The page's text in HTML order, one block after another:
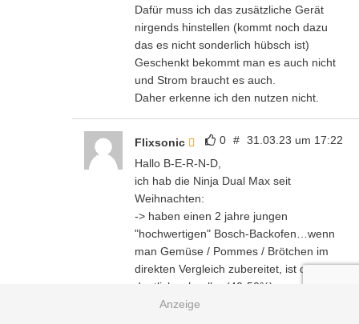
Dafür muss ich das zusätzliche Gerät
nirgends hinstellen (kommt noch dazu
das es nicht sonderlich hübsch ist)
Geschenkt bekommt man es auch nicht
und Strom braucht es auch.
Daher erkenne ich den nutzen nicht.
0 # 31.03.23 um 17:22
Flixsonic
Hallo B-E-R-N-D,
ich hab die Ninja Dual Max seit
Weihnachten:
-> haben einen 2 jahre jungen
"hochwertigen" Bosch-Backofen…wenn
man Gemüse / Pommes / Brötchen im
direkten Vergleich zubereitet, ist die Ninja
deutlich schneller (40-50%)
War aber überhaupt nicht mein